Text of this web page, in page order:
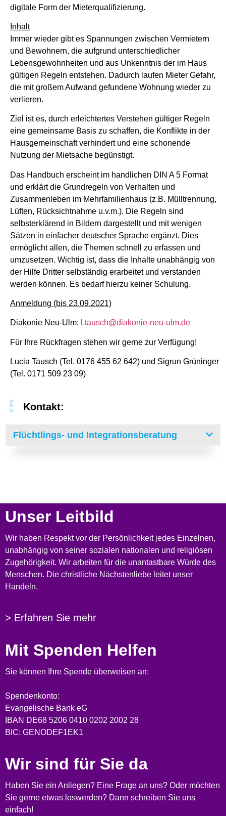
digitale Form der Mieterqualifizierung.
Inhalt
Immer wieder gibt es Spannungen zwischen Vermietern
und Bewohnern, die aufgrund unterschiedlicher
Lebensgewohnheiten und aus Unkenntnis der im Haus
gültigen Regeln entstehen. Dadurch laufen Mieter Gefahr,
die mit großem Aufwand gefundene Wohnung wieder zu
verlieren.
Ziel ist es, durch erleichtertes Verstehen gültiger Regeln
eine gemeinsame Basis zu schaffen, die Konflikte in der
Hausgemeinschaft verhindert und eine schonende
Nutzung der Mietsache begünstigt.
Das Handbuch erscheint im handlichen DIN A 5 Format
und erklärt die Grundregeln von Verhalten und
Zusammenleben im Mehrfamilienhaus (z.B. Mülltrennung,
Lüften, Rücksichtnahme u.v.m.). Die Regeln sind
selbsterklärend in Bildern dargestellt und mit wenigen
Sätzen in einfacher deutscher Sprache ergänzt. Dies
ermöglicht allen, die Themen schnell zu erfassen und
umzusetzen. Wichtig ist, dass die Inhalte unabhängig von
der Hilfe Dritter selbständig erarbeitet und verstanden
werden können. Es bedarf hierzu keiner Schulung.
Anmeldung (bis 23.09.2021)
Diakonie Neu-Ulm: l.tausch@diakonie-neu-ulm.de
Für Ihre Rückfragen stehen wir gerne zur Verfügung!
Lucia Tausch (Tel. 0176 455 62 642) und Sigrun Grüninger
(Tel. 0171 509 23 09)
Kontakt:
Flüchtlings- und Integrationsberatung
Unser Leitbild
Wir haben Respekt vor der Persönlichkeit jedes Einzelnen,
unabhängig von seiner sozialen nationalen und religiösen
Zugehörigkeit. Wir arbeiten für die unantastbare Würde des
Menschen. Die christliche Nächstenliebe leitet unser
Handeln.
> Erfahren Sie mehr
Mit Spenden Helfen
Sie können Ihre Spende überweisen an:
Spendenkonto:
Evangelische Bank eG
IBAN DE68 5206 0410 0202 2002 28
BIC: GENODEF1EK1
Wir sind für Sie da
Haben Sie ein Anliegen? Eine Frage an uns? Oder möchten
Sie gerne etwas loswerden? Dann schreiben Sie uns
einfach!